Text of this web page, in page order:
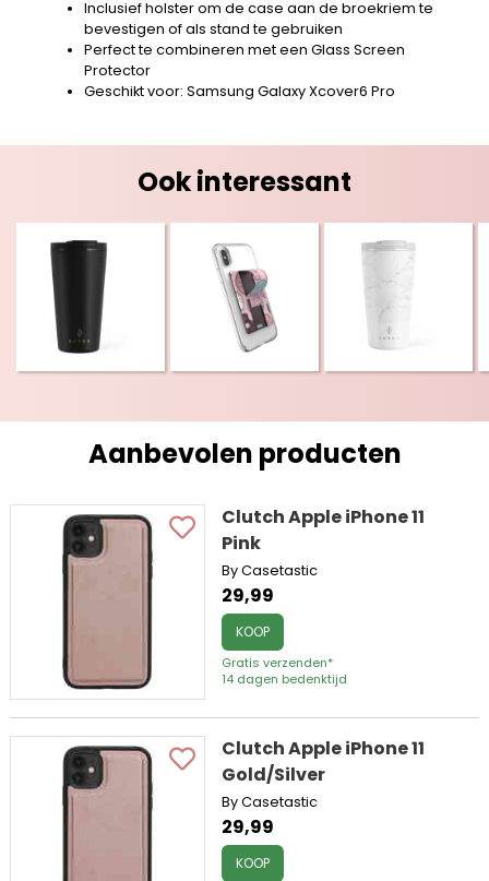
Inclusief holster om de case aan de broekriem te
bevestigen of als stand te gebruiken
Perfect te combineren met een Glass Screen
Protector
Geschikt voor: Samsung Galaxy Xcover6 Pro
Ook interessant
Aanbevolen producten
Clutch Apple iPhone 11
Pink
By Casetastic
29,99
KOOP
Gratis verzenden*
14 dagen bedenktijd
Clutch Apple iPhone 11
Gold/Silver
By Casetastic
29,99
KOOP